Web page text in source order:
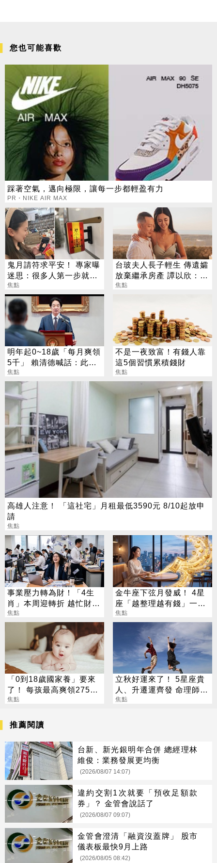
您也可能喜歡
踩著空氣，邁向極限，讓每一步都輕盈有力
PR・NIKE AIR MAX
鬼月請符求平安！ 專家曝
迷思：很多人第一步就做
錯
焦點
台玻夫人長子輕生 傳遺孀
放棄繼承房產 譚以欣：不
實內容二次傷害
焦點
明年起0~18歲「每月爽領
5千」 賴清德喊話：此時
不生待何時
焦點
不是一夜致富！有錢人靠
這5個習慣累積錢財
焦點
高雄人注意！ 「這社宅」月租最低3590元 8/10起放申
請
焦點
事業壓力轉為財！「4生
肖」本周迎轉折 越忙財運
越旺
焦點
金牛座下弦月發威！ 4星
座「越整理越有錢」一路
旺運到10月
焦點
「0到18歲國家養」要來
了！ 每孩最高爽領275萬
0至6歲月領1萬元
焦點
立秋好運來了！ 5星座貴
人、升遷運齊發 命理師：
把握黃金轉運期
焦點
推薦閱讀
台新、新光銀明年合併 總經理林
維俊：業務發展更均衡
(2026/08/07 14:07)
違約交割1次就要「預收足額款
券」？ 金管會說話了
(2026/08/07 09:07)
金管會澄清「融資沒蓋牌」 股市
儀表板最快9月上路
(2026/08/05 08:42)